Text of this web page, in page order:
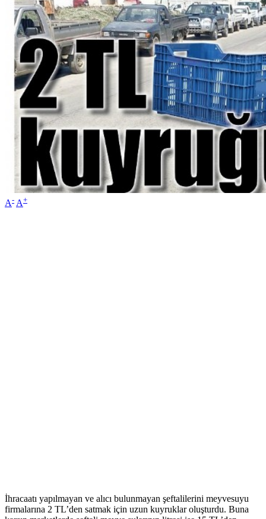
A- A+
İhracaatı yapılmayan ve alıcı bulunmayan şeftalilerini meyvesuyu
firmalarına 2 TL’den satmak için uzun kuyruklar oluşturdu. Buna